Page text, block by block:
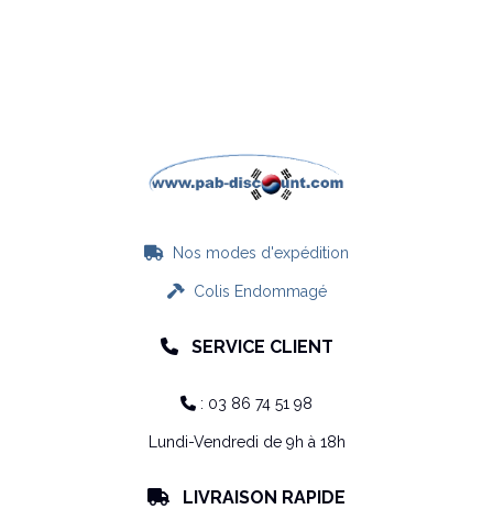
 Nos modes d'expédition
Colis Endommagé
 SERVICE CLIENT
 : 03 86 74 51 98
Lundi-Vendredi de 9h à 18h
 LIVRAISON RAPIDE